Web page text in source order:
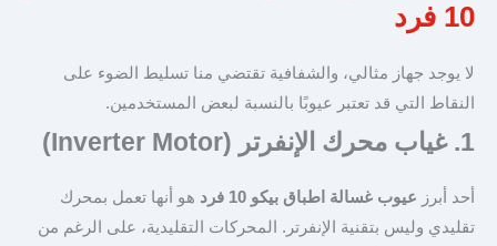
10 فرد
لا يوجد جهاز مثالي، والشفافية تقتضي منا تسليط الضوء على
النقاط التي قد تعتبر عيوبًا بالنسبة لبعض المستخدمين.
1. غياب محرك الإنفرتر (Inverter Motor)
أحد أبرز عيوب غسالة اطباق بيكو 10 فرد
هو أنها تعمل بمحرك
تقليدي وليس بتقنية الإنفرتر. المحركات التقليدية، على الرغم من